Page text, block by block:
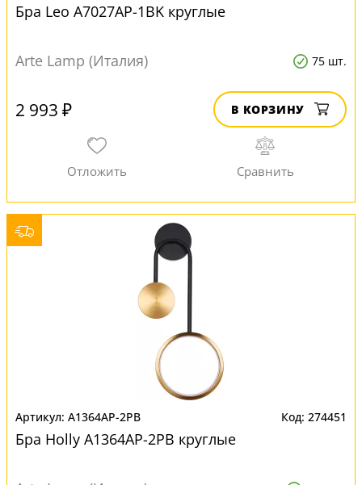
Бра Leo A7027AP-1BK круглые
Arte Lamp (Италия) 75 шт.
2 993 ₽ В КОРЗИНУ
A1364AP-2PB 274451
Бра Holly A1364AP-2PB круглые